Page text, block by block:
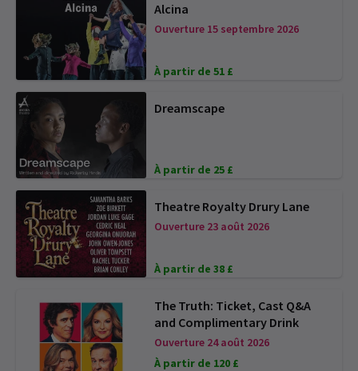
Alcina
Ouverture 15 septembre 2026
À partir de 51 £
Dreamscape
À partir de 25 £
Theatre Royalty Drury Lane
Ouverture 23 août 2026
À partir de 38 £
The Truth: Ticket, Cast Q&A
and Complimentary Drink
Ouverture 24 août 2026
À partir de 120 £